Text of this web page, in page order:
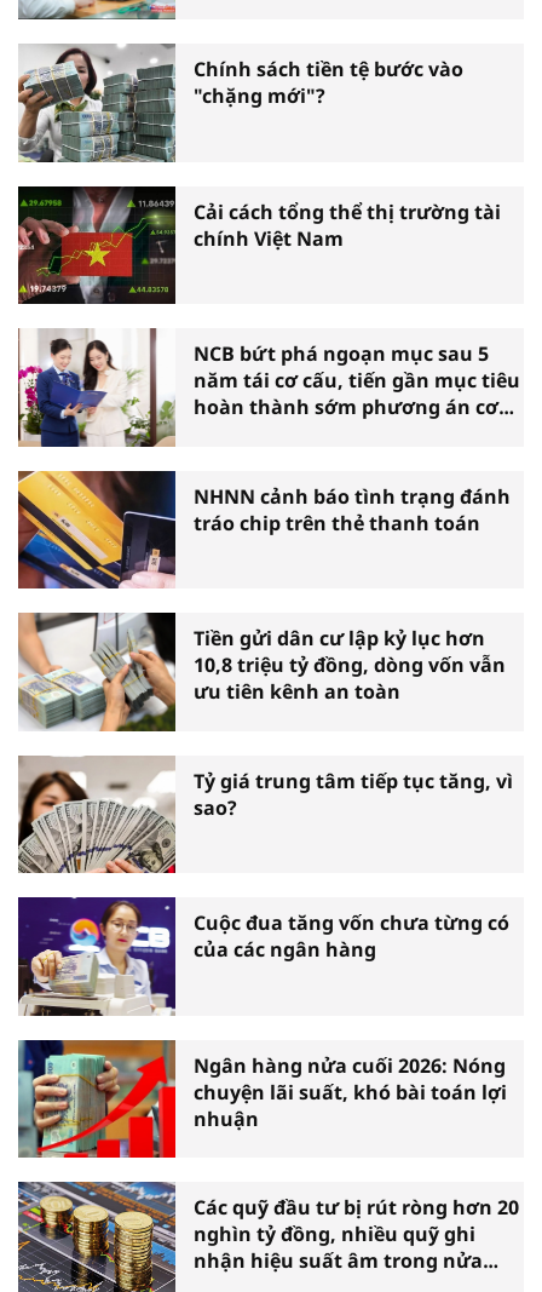
Chính sách tiền tệ bước vào
"chặng mới"?
Cải cách tổng thể thị trường tài
chính Việt Nam
NCB bứt phá ngoạn mục sau 5
năm tái cơ cấu, tiến gần mục tiêu
hoàn thành sớm phương án cơ
NHNN cảnh báo tình trạng đánh
tráo chip trên thẻ thanh toán
Tiền gửi dân cư lập kỷ lục hơn
10,8 triệu tỷ đồng, dòng vốn vẫn
ưu tiên kênh an toàn
Tỷ giá trung tâm tiếp tục tăng, vì
sao?
Cuộc đua tăng vốn chưa từng có
của các ngân hàng
Ngân hàng nửa cuối 2026: Nóng
chuyện lãi suất, khó bài toán lợi
nhuận
Các quỹ đầu tư bị rút ròng hơn 20
nghìn tỷ đồng, nhiều quỹ ghi
nhận hiệu suất âm trong nửa